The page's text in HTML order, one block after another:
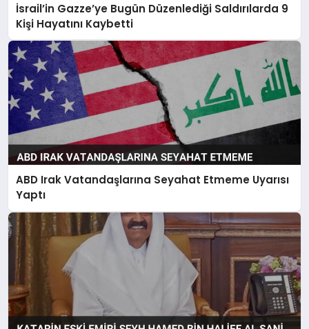
İsrail’in Gazze’ye Bugün Düzenlediği Saldırılarda 9
Kişi Hayatını Kaybetti
ABD Irak Vatandaşlarına Seyahat Etmeme Uyarısı
Yaptı